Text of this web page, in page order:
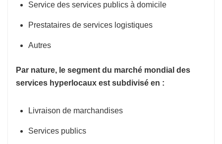
Service des services publics à domicile
Prestataires de services logistiques
Autres
Par nature, le segment du marché mondial des
services hyperlocaux est subdivisé en :
Livraison de marchandises
Services publics